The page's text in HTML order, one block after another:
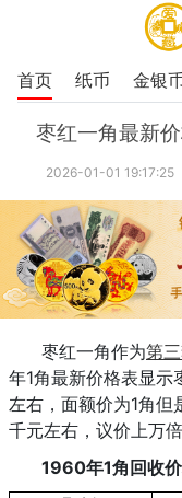
首页 纸币 金银
枣红一角最新
2026-01-01 19:17:25
枣红一角作为第
年1角最新价格表显
左右，面额价为1角但
千元左右，议价上万倍
1960年1角回收